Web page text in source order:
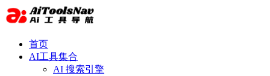
首页
AI工具集合
AI 搜索引擎